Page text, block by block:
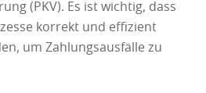
(PKV). Es ist wichtig, dass
korrekt und effizient
um Zahlungsausfälle zu